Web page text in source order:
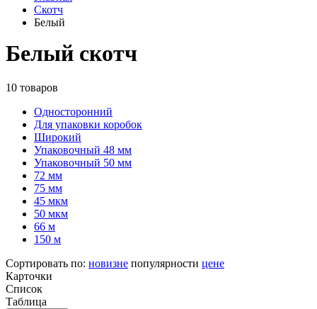
Скотч
Белый
Белый скотч
10 товаров
Односторонний
Для упаковки коробок
Широкий
Упаковочный 48 мм
Упаковочный 50 мм
72 мм
75 мм
45 мкм
50 мкм
66 м
150 м
Сортировать по: новизне популярности цене
Карточки
Список
Таблица